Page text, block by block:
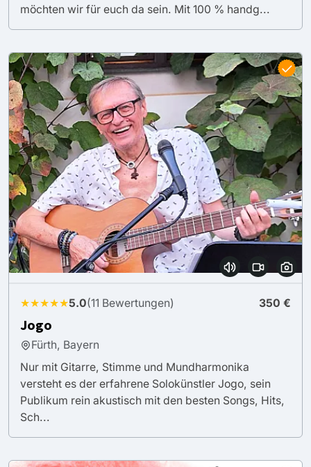
möchten wir für euch da sein. Mit 100 % handg...
★★★★★5.0(11 Bewertungen) 350 €
Jogo
Fürth, Bayern
Nur mit Gitarre, Stimme und Mundharmonika
versteht es der erfahrene Solokünstler Jogo, sein
Publikum rein akustisch mit den besten Songs, Hits,
Sch...